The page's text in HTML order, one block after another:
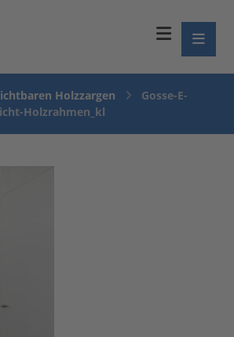
Holzzargen
Gosse-E-
Holzrahmen_kl